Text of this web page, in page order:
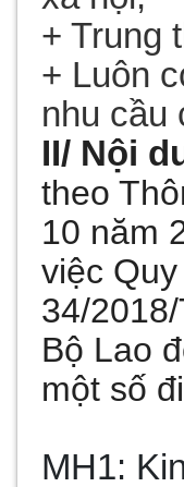
+ Trung
+ Luôn
nhu cầu
II/ Nội
theo
10 năm
việc
34/
Bộ Lao
một số
MH1: